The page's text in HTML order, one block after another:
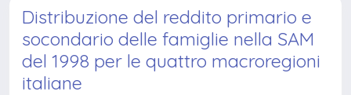
Distribuzione del reddito primario e
socondario delle famiglie nella SAM
del 1998 per le quattro macroregioni
italiane